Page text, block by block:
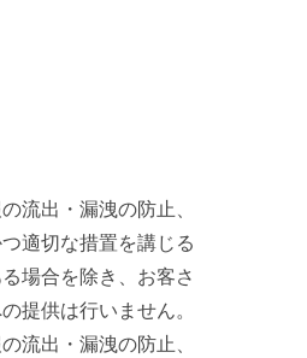
流出・漏洩の防止、
適切な措置を講じる
場合を除き、お客さ
提供は行いません。
流出・漏洩の防止、